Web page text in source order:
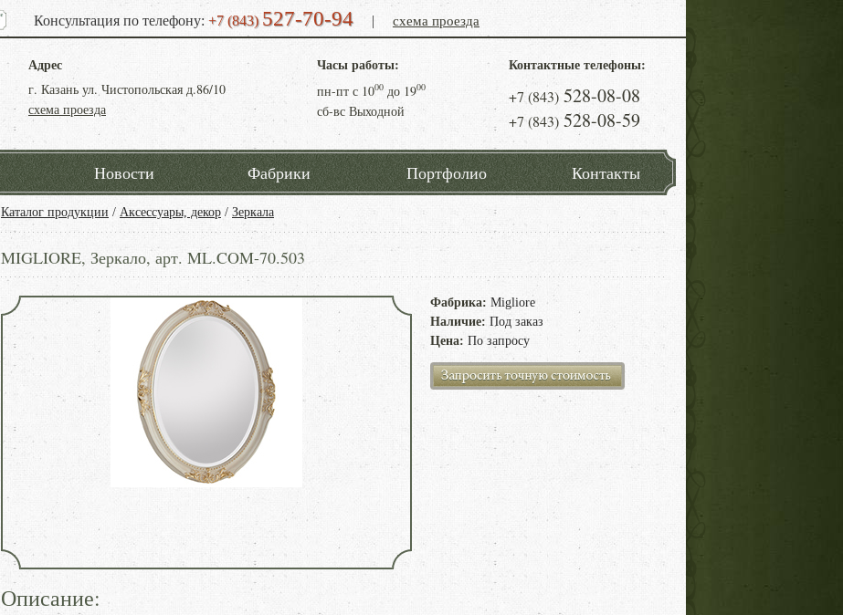
Консультация по телефону: +7 (843) 527-70-94 | схема проезда
Адрес
г. Казань ул. Чистопольская д.86/10
схема проезда
Часы работы:
пн-пт с 1000 до 1900
сб-вс Выходной
Контактные телефоны:
+7 (843) 528-08-08
+7 (843) 528-08-59
Новости Фабрики Портфолио Контакты
Каталог продукции / Аксессуары, декор / Зеркала
MIGLIORE, Зеркало, арт. ML.COM-70.503
Фабрика: Migliore
Наличие: Под заказ
Цена: По запросу
Описание: